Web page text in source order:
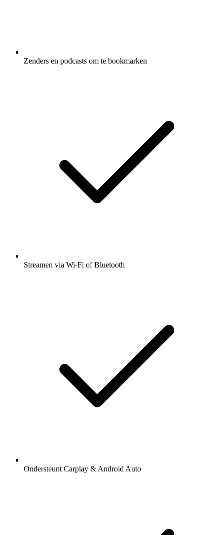
Zenders en podcasts om te bookmarken
Streamen via Wi-Fi of Bluetooth
Ondersteunt Carplay & Android Auto